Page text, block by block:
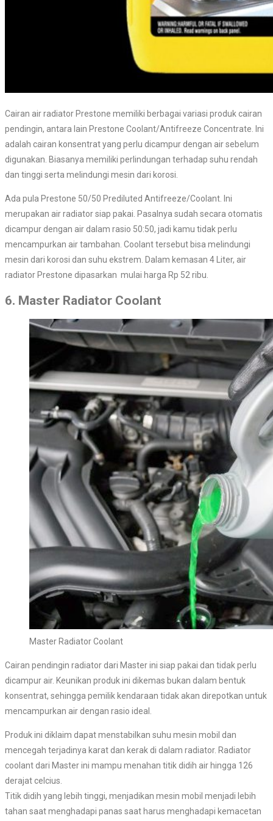
Cairan air radiator Prestone memiliki berbagai variasi produk cairan
pendingin, antara lain Prestone Coolant/Antifreeze Concentrate. Ini
adalah cairan konsentrat yang perlu dicampur dengan air sebelum
digunakan. Biasanya memiliki perlindungan terhadap suhu rendah
dan tinggi serta melindungi mesin dari korosi.
Ada pula Prestone 50/50 Prediluted Antifreeze/Coolant. Ini
merupakan air radiator siap pakai. Pasalnya sudah secara otomatis
dicampur dengan air dalam rasio 50:50, jadi kamu tidak perlu
mencampurkan air tambahan. Coolant tersebut bisa melindungi
mesin dari korosi dan suhu ekstrem. Dalam kemasan 4 Liter, air
radiator Prestone dipasarkan mulai harga Rp 52 ribu.
6. Master Radiator Coolant
Master Radiator Coolant
Cairan pendingin radiator dari Master ini siap pakai dan tidak perlu
dicampur air. Keunikan produk ini dikemas bukan dalam bentuk
konsentrat, sehingga pemilik kendaraan tidak akan direpotkan untuk
mencampurkan air dengan rasio ideal.
Produk ini diklaim dapat menstabilkan suhu mesin mobil dan
mencegah terjadinya karat dan kerak di dalam radiator. Radiator
coolant dari Master ini mampu menahan titik didih air hingga 126
derajat celcius.
Titik didih yang lebih tinggi, menjadikan mesin mobil menjadi lebih
tahan saat menghadapi panas saat harus menghadapi kemacetan